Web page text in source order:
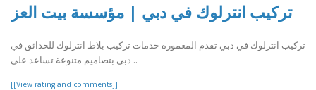
تركيب انترلوك في دبي | مؤسسة بيت العز
تركيب انترلوك في دبي تقدم المعمورة خدمات تركيب بلاط انترلوك للحدائق في
دبي بتصاميم متنوعة تساعد على ..
[[View rating and comments]]